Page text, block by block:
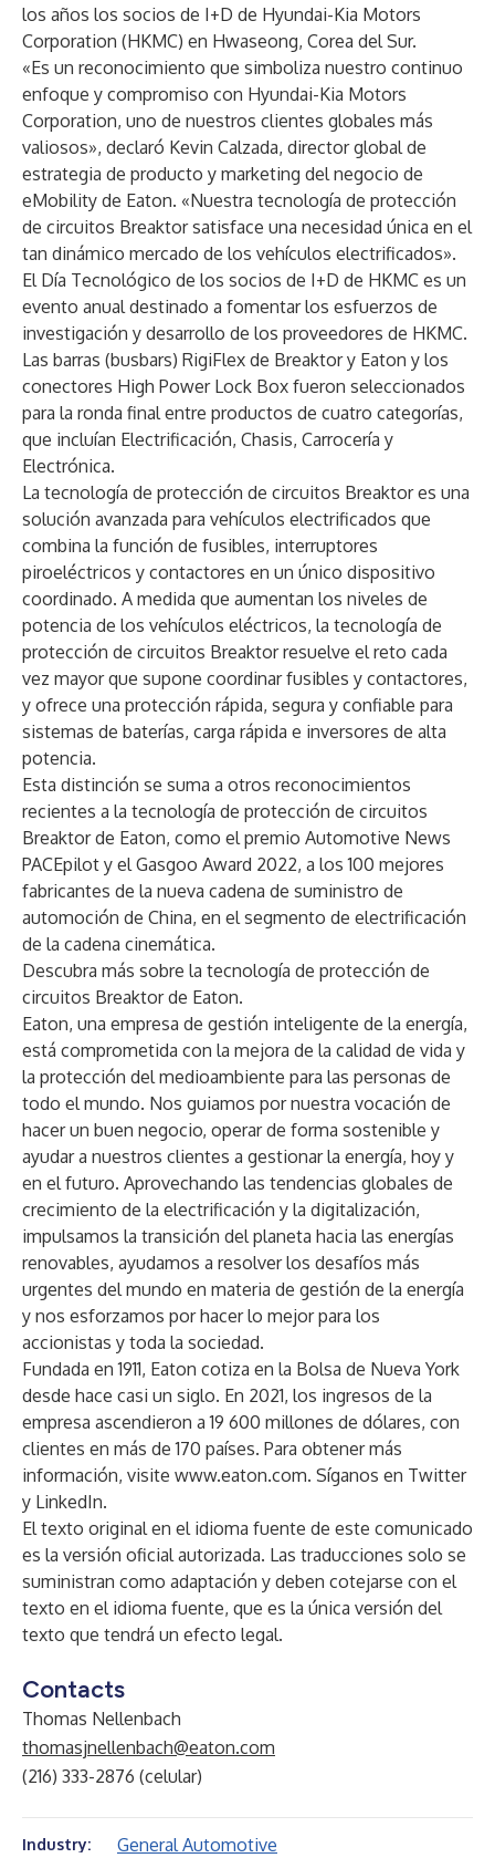
los años los socios de I+D de Hyundai-Kia Motors
Corporation (HKMC) en Hwaseong, Corea del Sur.
«Es un reconocimiento que simboliza nuestro continuo
enfoque y compromiso con Hyundai-Kia Motors
Corporation, uno de nuestros clientes globales más
valiosos», declaró Kevin Calzada, director global de
estrategia de producto y marketing del negocio de
eMobility de Eaton. «Nuestra tecnología de protección
de circuitos Breaktor satisface una necesidad única en el
tan dinámico mercado de los vehículos electrificados».
El Día Tecnológico de los socios de I+D de HKMC es un
evento anual destinado a fomentar los esfuerzos de
investigación y desarrollo de los proveedores de HKMC.
Las barras (busbars) RigiFlex de Breaktor y Eaton y los
conectores High Power Lock Box fueron seleccionados
para la ronda final entre productos de cuatro categorías,
que incluían Electrificación, Chasis, Carrocería y
Electrónica.
La tecnología de protección de circuitos Breaktor es una
solución avanzada para vehículos electrificados que
combina la función de fusibles, interruptores
piroeléctricos y contactores en un único dispositivo
coordinado. A medida que aumentan los niveles de
potencia de los vehículos eléctricos, la tecnología de
protección de circuitos Breaktor resuelve el reto cada
vez mayor que supone coordinar fusibles y contactores,
y ofrece una protección rápida, segura y confiable para
sistemas de baterías, carga rápida e inversores de alta
potencia.
Esta distinción se suma a otros reconocimientos
recientes a la tecnología de protección de circuitos
Breaktor de Eaton, como el premio Automotive News
PACEpilot y el Gasgoo Award 2022, a los 100 mejores
fabricantes de la nueva cadena de suministro de
automoción de China, en el segmento de electrificación
de la cadena cinemática.
Descubra más sobre la tecnología de protección de
circuitos Breaktorde Eaton.
Eaton, una empresa de gestión inteligente de la energía,
está comprometida con la mejora de la calidad de vida y
la protección del medioambiente para las personas de
todo el mundo. Nos guiamos por nuestra vocación de
hacer un buen negocio, operar de forma sostenible y
ayudar a nuestros clientes a gestionar la energía, hoy y
en el futuro. Aprovechando las tendencias globales de
crecimiento de la electrificación y la digitalización,
impulsamos la transición del planeta hacia las energías
renovables, ayudamos a resolver los desafíos más
urgentes del mundo en materia de gestión de la energía
y nos esforzamos por hacer lo mejor para los
accionistas y toda la sociedad.
Fundada en 1911, Eaton cotiza en la Bolsa de Nueva York
desde hace casi un siglo. En 2021, los ingresos de la
empresa ascendieron a 19 600 millones de dólares, con
clientes en más de 170 países. Para obtener más
información, visite www.eaton.com. Síganos en Twitter
y LinkedIn.
El texto original en el idioma fuente de este comunicado
es la versión oficial autorizada. Las traducciones solo se
suministran como adaptación y deben cotejarse con el
texto en el idioma fuente, que es la única versión del
texto que tendrá un efecto legal.
Contacts
Thomas Nellenbach
thomasjnellenbach@eaton.com
(216) 333-2876 (celular)
Industry: General Automotive